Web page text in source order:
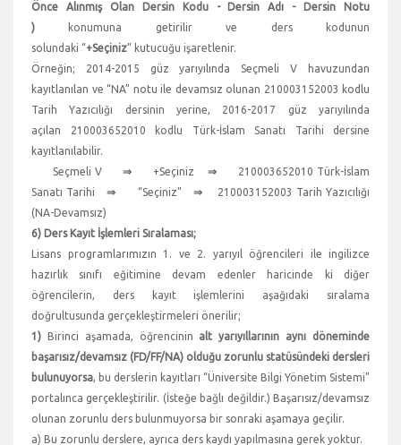
Önce Alınmış Olan Dersin Kodu - Dersin Adı - Dersin Notu
) konumuna getirilir ve ders kodunun
solundaki “+Seçiniz” kutucuğu işaretlenir.
Örneğin; 2014-2015 güz yarıyılında Seçmeli V havuzundan
kayıtlanılan ve “NA” notu ile devamsız olunan 210003152003 kodlu
Tarih Yazıcılığı dersinin yerine, 2016-2017 güz yarıyılında
açılan 210003652010 kodlu Türk-İslam Sanatı Tarihi dersine
kayıtlanılabilir.
Seçmeli V⇒ +Seçiniz⇒ 210003652010 Türk-İslam
Sanatı Tarihi ⇒“Seçiniz” ⇒210003152003 Tarih Yazıcılığı
(NA-Devamsız)
6) Ders Kayıt İşlemleri Sıralaması;
Lisans programlarımızın 1. ve 2. yarıyıl öğrencileri ile ingilizce
hazırlık sınıfı eğitimine devam edenler haricinde ki diğer
öğrencilerin, ders kayıt işlemlerini aşağıdaki sıralama
doğrultusunda gerçekleştirmeleri önerilir;
1) Birinci aşamada, öğrencinin alt yarıyıllarının aynı döneminde
başarısız/devamsız (FD/FF/NA) olduğu zorunlu statüsündeki dersleri
bulunuyorsa, bu derslerin kayıtları “Üniversite Bilgi Yönetim Sistemi”
portalınca gerçekleştirilir. (İsteğe bağlı değildir.) Başarısız/devamsız
olunan zorunlu ders bulunmuyorsa bir sonraki aşamaya geçilir.
a) Bu zorunlu derslere, ayrıca ders kaydı yapılmasına gerek yoktur.